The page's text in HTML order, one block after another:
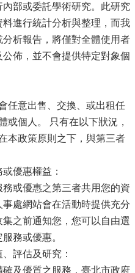
部或委託學術研究。此研究
進行統計分析與整理，而我
析報告，將僅對全體使用者
佈，並不會提供特定對象個
任意出售、交換、或出租任
或個人。 只有在以下狀況，
本政策原則之下，與第三者
優惠權益：
或優惠之第三者共用您的資
處網站會在活動時提供充分
之前通知您，您可以自由選
務或優惠。
評估及研究：
及優質之服務，臺北市政府